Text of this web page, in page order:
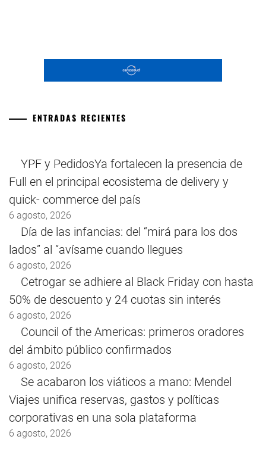
ENTRADAS RECIENTES
YPF y PedidosYa fortalecen la presencia de
Full en el principal ecosistema de delivery y
quick- commerce del país
6 agosto, 2026
Día de las infancias: del “mirá para los dos
lados” al “avísame cuando llegues
6 agosto, 2026
Cetrogar se adhiere al Black Friday con hasta
50% de descuento y 24 cuotas sin interés
6 agosto, 2026
Council of the Americas: primeros oradores
del ámbito público confirmados
6 agosto, 2026
Se acabaron los viáticos a mano: Mendel
Viajes unifica reservas, gastos y políticas
corporativas en una sola plataforma
6 agosto, 2026